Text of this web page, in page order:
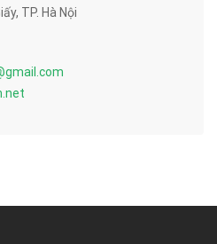
TP. Hà Nội